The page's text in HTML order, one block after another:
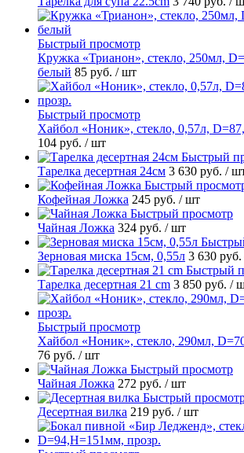
Быстрый просмотр
Кружка «Трианон», стекло, 250мл,
белый 85 руб. / шт
Быстрый просмотр
Хайбол «Ноник», стекло, 0,57л,
104 руб. / шт
Быстрый
Тарелка десертная 24см 3 630 руб. /
Быстрый
Кофейная Ложка 245 руб. / шт
Быстрый просмотр
Чайная Ложка 324 руб. / шт
Зерновая миска 15см, 0,55л 3 630 руб.
Быстрый
Тарелка десертная 21 cm 3 850 руб. /
Быстрый просмотр
Хайбол «Ноник», стекло, 290мл,
76 руб. / шт
Быстрый просмотр
Чайная Ложка 272 руб. / шт
Быстрый
Десертная вилка 219 руб. / шт